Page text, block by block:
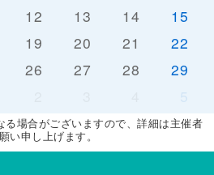
12 13 14
15
19 20 21
22
26 27 28
29
5
場合がございますので、詳細は主催者
い申し上げます。